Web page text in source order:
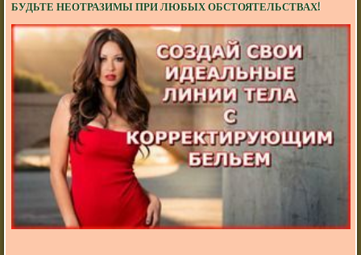
БУДЬТЕ НЕОТРАЗИМЫ ПРИ ЛЮБЫХ ОБСТОЯТЕЛЬСТВАХ!